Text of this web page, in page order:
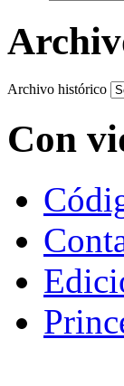
Archivo histórico
Con